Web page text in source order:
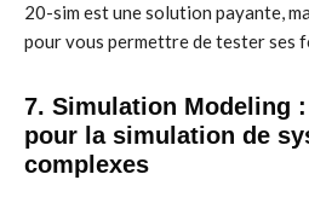
20-sim est une solution payante,
pour vous permettre de tester ses
7. Simulation Modeling
pour la simulation de
complexes